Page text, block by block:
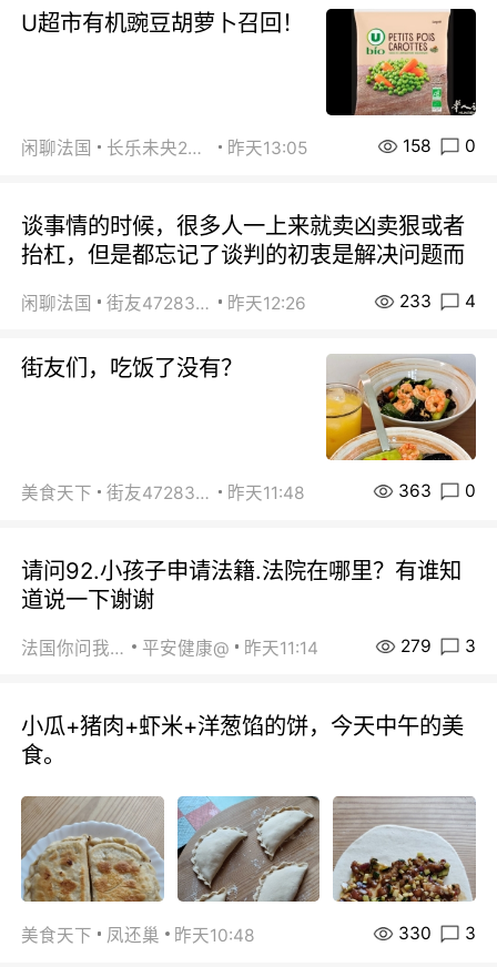
U超市有机豌豆胡萝卜召回！
闲聊法国 长乐未央2015 昨天13:05 158 0
谈事情的时候，很多人一上来就卖凶卖狠或者
抬杠，但是都忘记了谈判的初衷是解决问题而
闲聊法国 街友472838572 昨天12:26 233 4
街友们，吃饭了没有？
美食天下 街友472838572 昨天11:48 363 0
请问92.小孩子申请法籍.法院在哪里？有谁知
道说一下谢谢
法国你问我答 平安健康@ 昨天11:14 279 3
小瓜+猪肉+虾米+洋葱馅的饼，今天中午的美
食。
美食天下 凤还巢 昨天10:48 330 3